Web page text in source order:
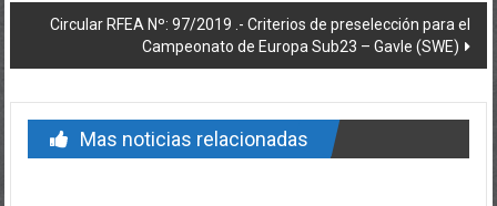
Circular RFEA Nº: 97/2019 .- Criterios de preselección para el
Campeonato de Europa Sub23 – Gavle (SWE)
Mas noticias relacionadas